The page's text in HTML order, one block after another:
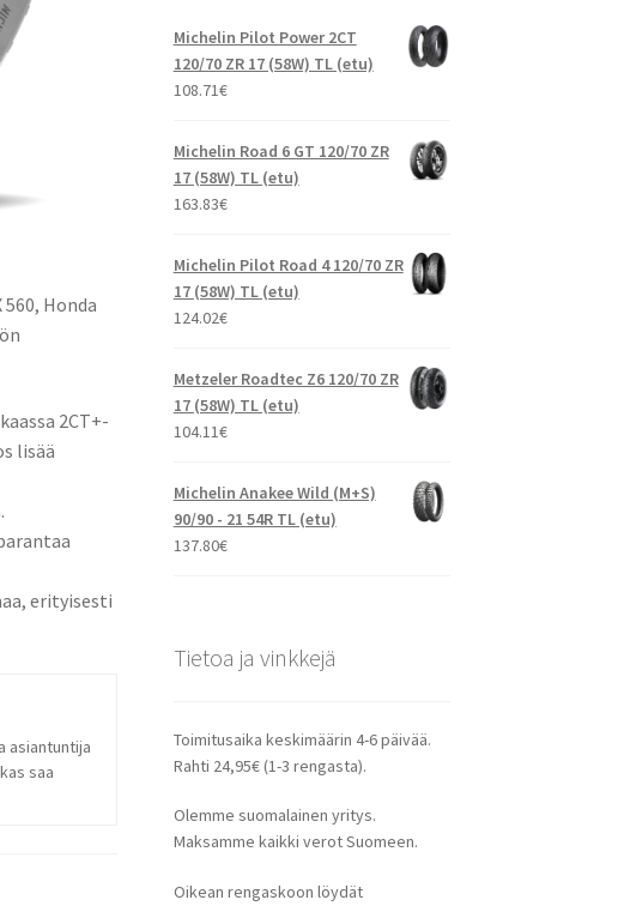
Honda
2CT+-
lisää
erityisesti
asiantuntija
saa
Michelin Pilot Power 2CT
120/70 ZR 17 (58W) TL (etu)
108.71€
Michelin Road 6 GT 120/70 ZR
17 (58W) TL (etu)
163.83€
Michelin Pilot Road 4 120/70 ZR
17 (58W) TL (etu)
124.02€
Metzeler Roadtec Z6 120/70 ZR
17 (58W) TL (etu)
104.11€
Michelin Anakee Wild (M+S)
90/90 - 21 54R TL (etu)
137.80€
Tietoa ja vinkkejä
Toimitusaika keskimäärin 4-6 päivää.
Rahti 24,95€ (1-3 rengasta).
Olemme suomalainen yritys.
Maksamme kaikki verot Suomeen.
Oikean rengaskoon löydät